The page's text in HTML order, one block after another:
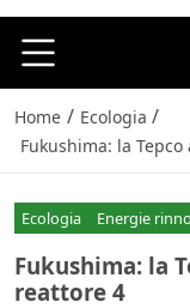
Home / Ecologia /
Fukushima: la
Ecologia Energie
Fukushima: la
reattore 4